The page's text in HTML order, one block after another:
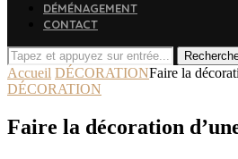
DÉMÉNAGEMENT
CONTACT
Accueil DÉCORATIONFaire la
DÉCORATION
Faire la décoration